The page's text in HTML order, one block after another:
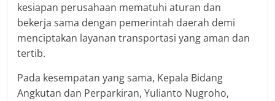
kesiapan perusahaan mematuhi aturan dan
bekerja sama dengan pemerintah daerah demi
menciptakan layanan transportasi yang aman dan
tertib.
Pada kesempatan yang sama, Kepala Bidang
Angkutan dan Perparkiran, Yulianto Nugroho,